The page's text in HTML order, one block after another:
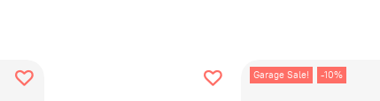
Garage Sale! -10%